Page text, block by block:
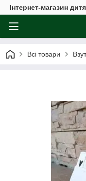
Інтернет-магазин
Всі товари